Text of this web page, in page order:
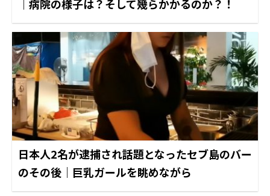
｜病院の様子は？そして幾らかかるのか？！
日本人2名が逮捕され話題となったセブ島のバー
のその後｜巨乳ガールを眺めながら